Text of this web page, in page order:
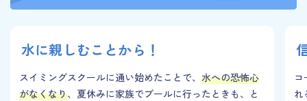
水に親しむことから！
スイミングスクールに通い始めたことで、 水への恐怖心
がなくなり、夏休みに家族でプールに行ったときも、と
れ